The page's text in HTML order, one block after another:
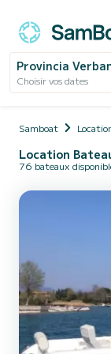
Provincia
Choisir vos dates
Samboat
Location
76 bateaux